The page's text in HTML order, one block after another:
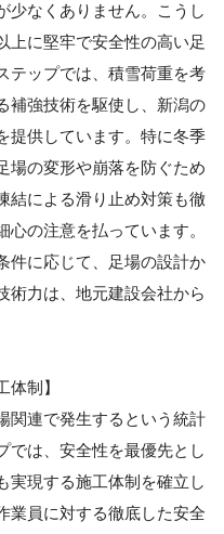
少なくありません。こうし
上に堅牢で安全性の高い足
テップでは、積雪荷重を考
補強技術を駆使し、新潟の
提供しています。特に冬季
場の変形や崩落を防ぐため
結による滑り止め対策も徹
の注意を払っています。
件に応じて、足場の設計か
術力は、地元建設会社から
体制】
関連で発生するという統計
では、安全性を最優先とし
実現する施工体制を確立し
業員に対する徹底した安全